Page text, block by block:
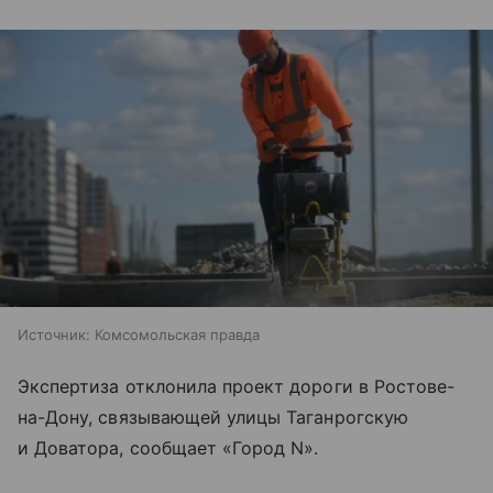
Источник: Комсомольская правда
Экспертиза отклонила проект дороги в Ростове-
на-Дону, связывающей улицы Таганрогскую
и Доватора, сообщает «Город N».